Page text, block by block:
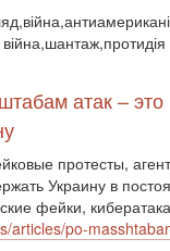
атак –
протесты,
Украину в
фейки,
articles/po-